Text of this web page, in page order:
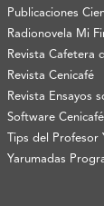
Publicaciones
Radionovela Mi
Revista Cafetera
Revista Cenicafé
Revista Ensayos
Software Cenicafé
Tips del Profesor
Yarumadas